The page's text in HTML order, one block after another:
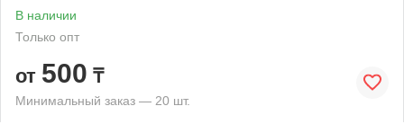
В наличии
Только опт
от 500 ₸
Минимальный заказ — 20 шт.